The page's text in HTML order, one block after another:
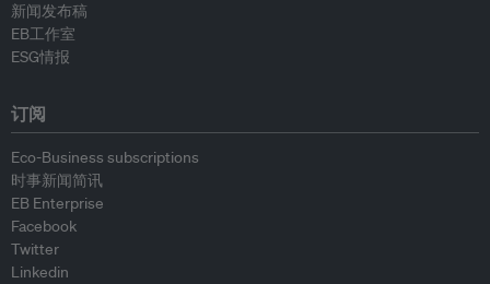
新闻发布稿
EB工作室
ESG情报
订阅
Eco-Business subscriptions
时事新闻简讯
EB Enterprise
Facebook
Twitter
Linkedin